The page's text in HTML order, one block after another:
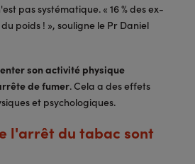
pas systématique. « 16 % des ex-
poids ! », souligne le Pr Daniel
son activité physique
de fumer. Cela a des effets
et psychologiques.
l'arrêt du tabac sont